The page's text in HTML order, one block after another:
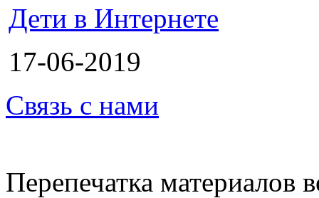
Дети в Интернете
17-06-2019
Связь с нами
Перепечатка материалов